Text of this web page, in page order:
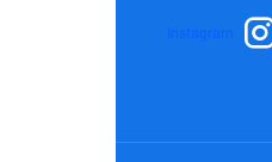
Instagram